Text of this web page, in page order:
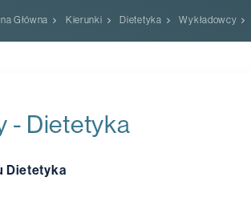
Główna Kierunki Dietetyka Wykładowcy
- Dietetyka
Dietetyka